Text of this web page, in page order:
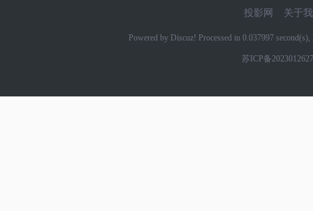
投影网 关于
Powered by Discuz! Processed in 0.037997
苏ICP备